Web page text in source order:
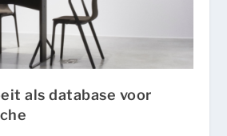
als database voor